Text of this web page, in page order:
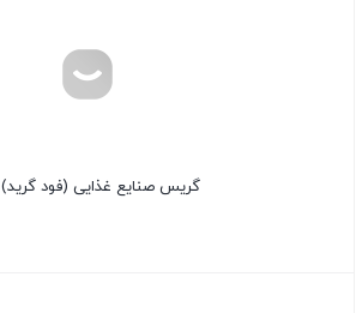
گریس صنایع غذایی (فود گرید)